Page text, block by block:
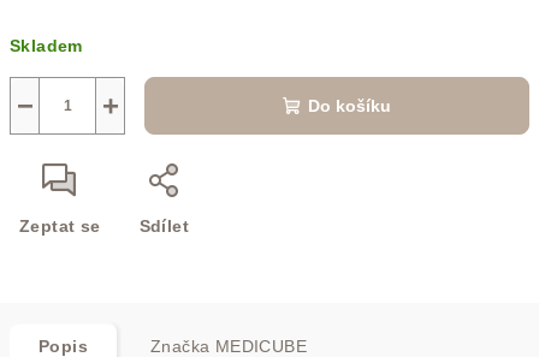
cena:
Skladem
+
− Do košíku
Zeptat se Sdílet
Popis Značka MEDICUBE